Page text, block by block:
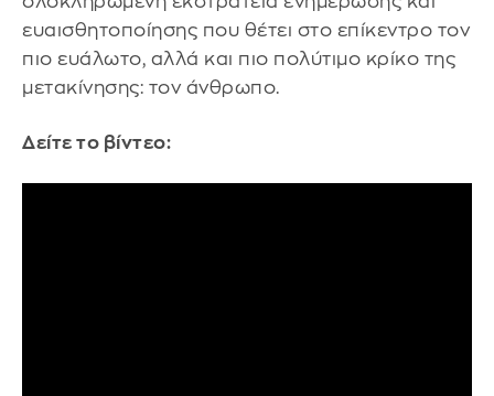
ευαισθητοποίησης που θέτει στο επίκεντρο τον
πιο ευάλωτο, αλλά και πιο πολύτιμο κρίκο της
μετακίνησης: τον άνθρωπο.
Δείτε το βίντεο: